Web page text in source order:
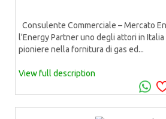
Consulente Commerciale – Mercato
l'Energy Partner uno degli attori in
pioniere nella fornitura di gas ed...
View full description